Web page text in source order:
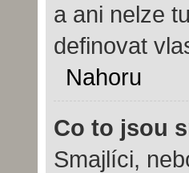
a ani nelze
definovat
Nahoru
Co to jsou
Smajlíci,